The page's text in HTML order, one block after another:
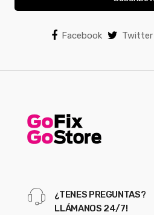
Facebook Twitter
¿TENES PREGUNTAS?
LLÁMANOS 24/7!